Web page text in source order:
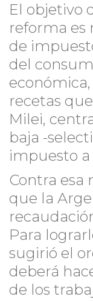
El objetivo
reforma es
de
del
recetas
Milei,
baja -
impuesto a
Contra esa
que la
Para
sugirió el
deberá
de los